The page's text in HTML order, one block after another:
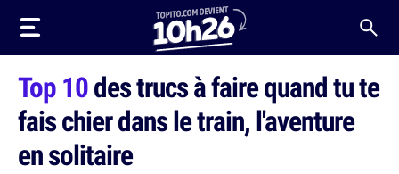
Top 10des trucs à faire quand tu te
fais chier dans le train, l'aventure
en solitaire